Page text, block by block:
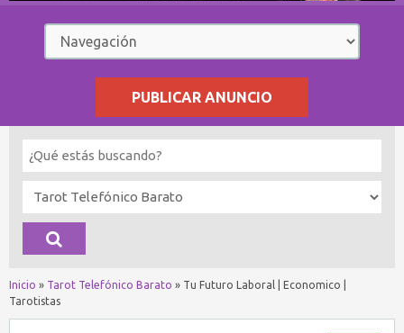
PUBLICAR ANUNCIO
Inicio » Tarot Telefónico Barato » Tu Futuro Laboral | Economico |
Tarotistas